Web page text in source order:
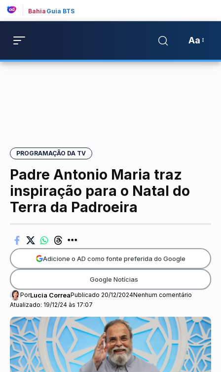
Bahia Guia BTS
Aa
PROGRAMAÇÃO DA TV
Padre Antonio Maria traz
inspiração para o Natal do
Terra da Padroeira
Atualizado: 19/12/24 às 17:07
PorLucia CorreaPublicado 20/12/2024Nenhum comentário
Adicione o AD como fonte preferida do Google
Google Notícias